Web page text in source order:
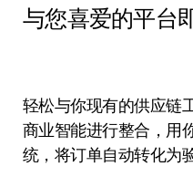
与您喜爱的平台
轻松与你现有的供应链
商业智能进行整合，用
统，将订单自动转化为